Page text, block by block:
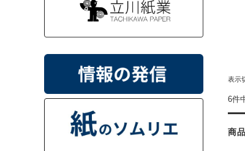
表示
6件
商